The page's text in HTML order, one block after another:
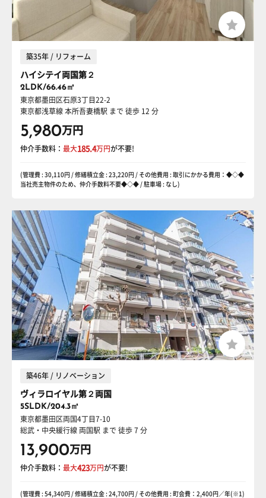
築35年 / リフォーム
ハイシテイ両国第２
2LDK/66.46㎡
東京都墨田区石原3丁目22-2
東京都浅草線 本所吾妻橋駅 まで 徒歩 12 分
5,980万円
仲介手数料： 最大185.4万円が不要!
(管理費 : 30,110円 / 修繕積立金 : 23,220円 / その他費用 : 取引にかかる費用：◆◇◆
当社売主物件のため、仲介手数料不要◆◇◆ / 駐車場 : なし)
築46年 / リノベーション
ヴィラロイヤル第２両国
5SLDK/204.3㎡
東京都墨田区両国4丁目7-10
総武・中央緩行線 両国駅 まで 徒歩 7 分
13,900万円
仲介手数料： 最大423万円が不要!
(管理費 : 54,340円 / 修繕積立金 : 24,700円 / その他費用 : 町会費：2,400円／年(※1)